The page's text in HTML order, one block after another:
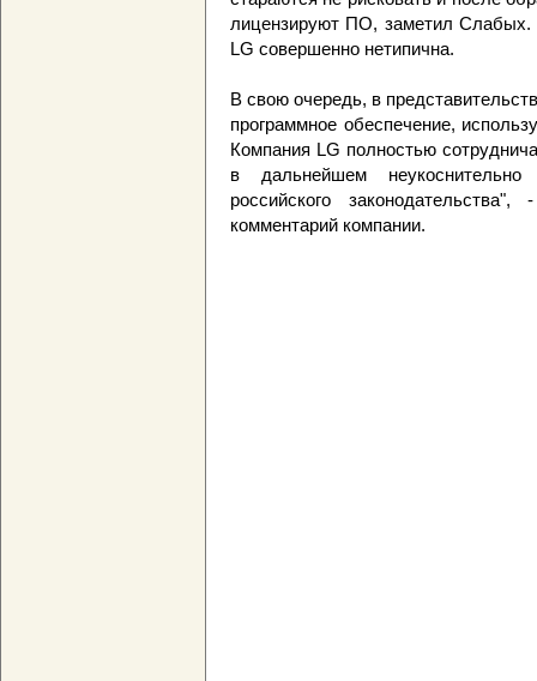
лицензируют ПО, заметил
LG совершенно нетипична.
В свою очередь, в
программное обеспечение,
Компания LG полностью
в дальнейшем неукоснительно
российского
комментарий компании.